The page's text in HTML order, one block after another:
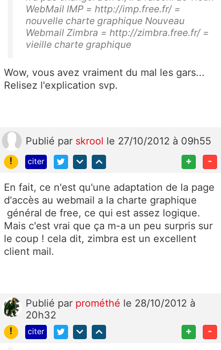
WebMail IMP = http://imp.free.fr/ =
nouvelle charte graphique Nouveau
Webmail Zimbra = http://zimbra.free.fr/ =
vieille charte graphique
Wow, vous avez vraiment du mal les gars...
Relisez l'explication svp.
Publié par skrool le 27/10/2012 à 09h55
!
citer + -
En fait, ce n'est qu'une adaptation de la page
d'accès au webmail a la charte graphique
général de free, ce qui est assez logique.
Mais c'est vrai que ça m-a un peu surpris sur
le coup ! cela dit, zimbra est un excellent
client mail.
Publié par prométhé le 28/10/2012 à
20h32
!
citer + -